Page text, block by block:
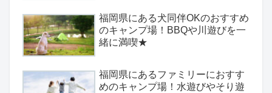
福岡県にある犬同伴OKのおすすめ
のキャンプ場！BBQや川遊びを一
緒に満喫★
福岡県にあるファミリーにおすす
めのキャンプ場！水遊びやそり遊